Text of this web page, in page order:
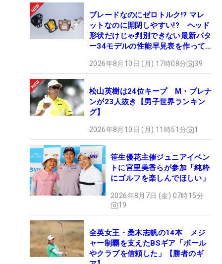
ブレードなのにゼロトルク!? マレ
ットなのに開閉しやすい!? ヘッド
形状だけじゃ判別できない最新パタ
ー34モデルの性能早見表を作って
2026年8月10日 (月) 17時08分 39
松山英樹は24位キープ M・ブレナ
ンが23人抜き【男子世界ランキン
グ】
2026年8月10日 (月) 11時51分 1
笹生優花主催ジュニアイベン
トに宮里美香らが参加「純粋
にゴルフを楽しんでほしい」
2026年8月7日 (金) 07時15分
19
全英女王・桑木志帆の14本 メジ
ャー制覇を支えたBSギア「ボール
やクラブを信頼した」【勝者のギ